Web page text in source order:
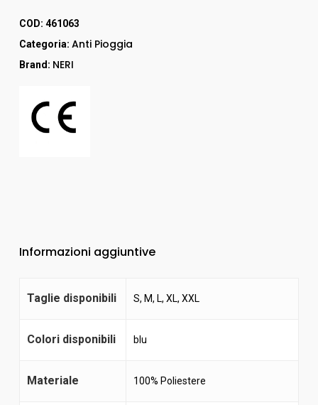
COD: 461063
Categoria: Anti Pioggia
Brand: NERI
Informazioni aggiuntive
Taglie disponibili S, M, L, XL, XXL
Colori disponibili blu
Materiale 100% Poliestere